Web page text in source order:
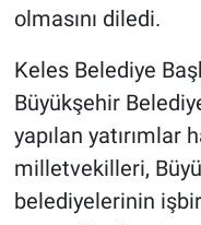
olmasını diledi.
Keles Belediye
Büyükşehir
yapılan yatırımlar
milletvekilleri,
belediyelerinin